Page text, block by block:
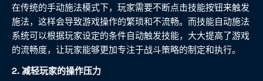
在传统的手动施法模式下，玩家需要不断点击技能按钮来触发
施法，这样会导致游戏操作的繁琐和不流畅。而技能自动施法
系统可以根据玩家设定的条件自动触发技能，大大提高了游戏
的流畅度，让玩家能够更加专注于战斗策略的制定和执行。
2. 减轻玩家的操作压力